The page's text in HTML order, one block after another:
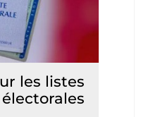
les listes
électorales